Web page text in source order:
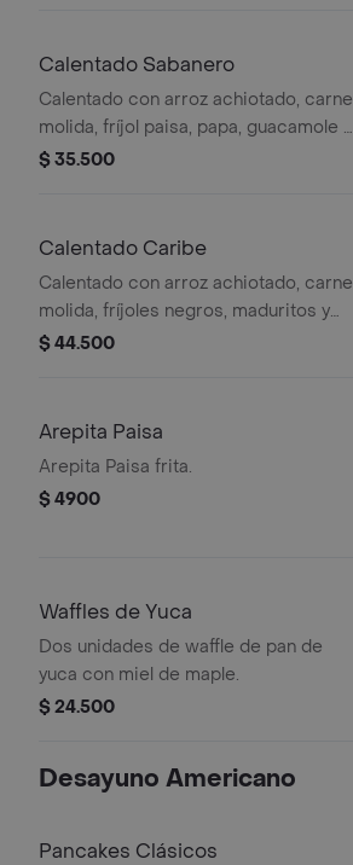
Calentado Sabanero
Calentado con arroz achiotado, carne
molida, fríjol paisa, papa, guacamole y
cilantro.
$ 35.500
Calentado Caribe
Calentado con arroz achiotado, carne
molida, fríjoles negros, maduritos y
cilantro.
$ 44.500
Arepita Paisa
Arepita Paisa frita.
$ 4900
Waffles de Yuca
Dos unidades de waffle de pan de
yuca con miel de maple.
$ 24.500
Desayuno Americano
Pancakes Clásicos